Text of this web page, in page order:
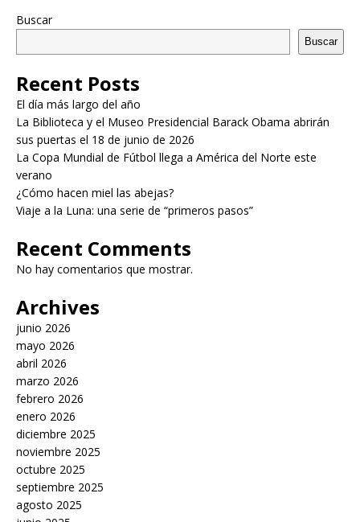
Buscar
Buscar
Recent Posts
El día más largo del año
La Biblioteca y el Museo Presidencial Barack Obama abrirán
sus puertas el 18 de junio de 2026
La Copa Mundial de Fútbol llega a América del Norte este
verano
¿Cómo hacen miel las abejas?
Viaje a la Luna: una serie de “primeros pasos”
Recent Comments
No hay comentarios que mostrar.
Archives
junio 2026
mayo 2026
abril 2026
marzo 2026
febrero 2026
enero 2026
diciembre 2025
noviembre 2025
octubre 2025
septiembre 2025
agosto 2025